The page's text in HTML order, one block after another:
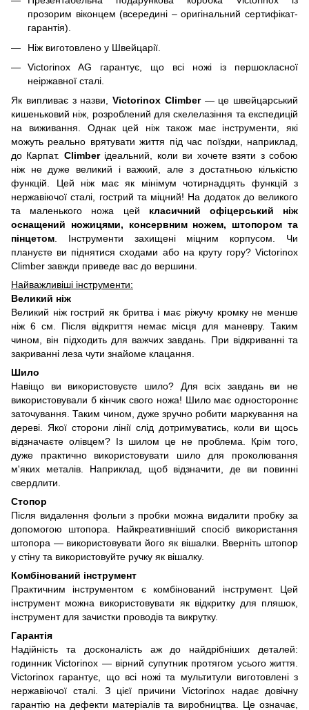
прозорим віконцем (всередині – оригінальний сертифікат-
гарантія).
Ніж виготовлено у Швейцарії.
Victorinox AG гарантує, що всі ножі із першокласної
неіржавної сталі.
Як випливає з назви, Victorinox Climber— це швейцарський
кишеньковий ніж, розроблений для скелелазіння та експедицій
на виживання. Однак цей ніж також має інструменти, які
можуть реально врятувати життя під час поїздки, наприклад,
до Карпат. Climber ідеальний, коли ви хочете взяти з собою
ніж не дуже великий і важкий, але з достатньою кількістю
функцій. Цей ніж має як мінімум чотирнадцять функцій з
нержавіючої сталі, гострий та міцний! На додаток до великого
та маленького ножа цей класичний офіцерський ніж
оснащений ножицями, консервним ножем, штопором та
пінцетом. Інструменти захищені міцним корпусом. Чи
плануєте ви піднятися сходами або на круту гору? Victorinox
Climber завжди приведе вас до вершини.
Найважливіші інструменти:
Великий ніж
Великий ніж гострий як бритва і має ріжучу кромку не менше
ніж 6 см. Після відкриття немає місця для маневру. Таким
чином, він підходить для важчих завдань. При відкриванні та
закриванні леза чути знайоме клацання.
Шило
Навіщо ви використовуєте шило? Для всіх завдань ви не
використовували б кінчик свого ножа! Шило має одностороннє
заточування. Таким чином, дуже зручно робити маркування на
дереві. Якої сторони лінії слід дотримуватись, коли ви щось
відзначаєте олівцем? Із шилом це не проблема. Крім того,
дуже практично використовувати шило для проколювання
м'яких металів. Наприклад, щоб відзначити, де ви повинні
свердлити.
Стопор
Після видалення фольги з пробки можна видалити пробку за
допомогою штопора. Найкреативніший спосіб використання
штопора — використовувати його як вішалки. Вверніть штопор
у стіну та використовуйте ручку як вішалку.
Комбінований інструмент
Практичним інструментом є комбінований інструмент. Цей
інструмент можна використовувати як відкритку для пляшок,
інструмент для зачистки проводів та викрутку.
Гарантія
Надійність та досконалість аж до найдрібніших деталей:
годинник Victorinox — вірний супутник протягом усього життя.
Victorinox гарантує, що всі ножі та мультитули виготовлені з
нержавіючої сталі. З цієї причини Victorinox надає довічну
гарантію на дефекти матеріалів та виробництва. Це означає,